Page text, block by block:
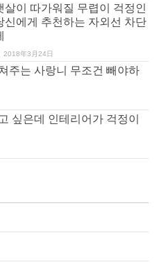
살이 따가워질 무렵이 걱정인
신에게 추천하는 자외선 차단
2018年3月24日
주는 사랑니 무조건 빼야하
싶은데 인테리어가 걱정이